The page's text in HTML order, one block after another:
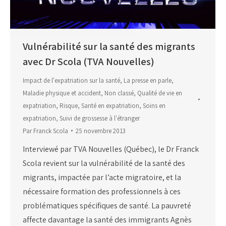
Vulnérabilité sur la santé des migrants
avec Dr Scola (TVA Nouvelles)
Impact de l'expatriation sur la santé, La presse en parle,
Maladie physique et accident, Non classé, Qualité de vie en
expatriation, Risque, Santé en expatriation, Soins en
expatriation, Suivi de grossesse à l'étranger
ParFranck Scola 25 novembre 2013
Interviewé par TVA Nouvelles (Québec), le Dr Franck
Scola revient sur la vulnérabilité de la santé des
migrants, impactée par l’acte migratoire, et la
nécessaire formation des professionnels à ces
problématiques spécifiques de santé. La pauvreté
affecte davantage la santé des immigrants Agnès